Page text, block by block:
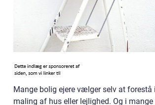
Mange bolig ejere vælger selv at forestå
maling af hus eller lejlighed. Og i